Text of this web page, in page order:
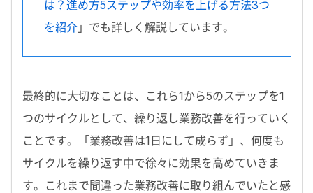
は？進め方5ステップや効率を上げる方法3つ
を紹介 」でも詳しく解説しています。
最終的に大切なことは、これら1から5のステップを1
つのサイクルとして、繰り返し業務改善を行っていく
ことです。「業務改善は1日にして成らず」、何度も
サイクルを繰り返す中で徐々に効果を高めていきま
す。これまで間違った業務改善に取り組んでいたと感